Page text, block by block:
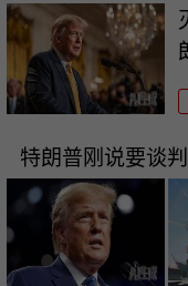
特朗普刚说要谈